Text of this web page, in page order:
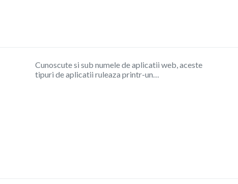
Cunoscute si sub numele de aplicatii web, aceste
tipuri de aplicatii ruleaza printr-un…